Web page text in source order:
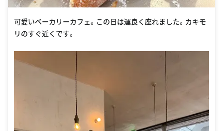
可愛いベーカリーカフェ。この日は運良く座れました。カキモ
リのすぐ近くです。